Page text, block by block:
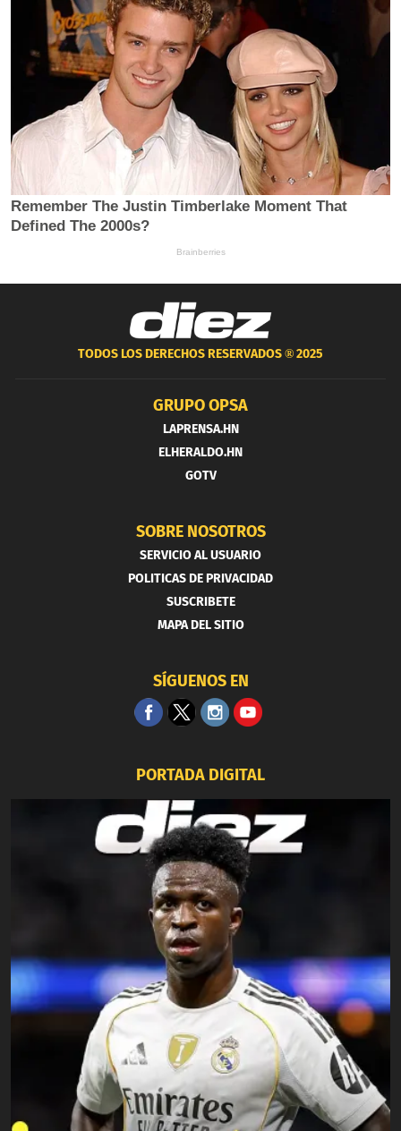
TODOS LOS DERECHOS RESERVADOS ®2025
GRUPO OPSA
LAPRENSA.HN
ELHERALDO.HN
GOTV
SOBRE NOSOTROS
SERVICIO AL USUARIO
POLITICAS DE PRIVACIDAD
SUSCRIBETE
MAPA DEL SITIO
SÍGUENOS EN
PORTADA DIGITAL